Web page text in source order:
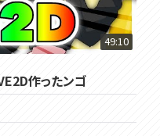
49:10
作ったンゴ